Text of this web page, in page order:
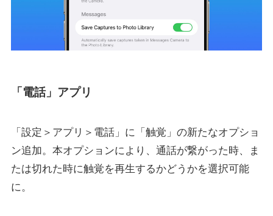
「電話」アプリ
「設定＞アプリ＞電話」に「触覚」の新たなオプショ
ン追加。本オプションにより、通話が繋がった時、ま
たは切れた時に触覚を再生するかどうかを選択可能
に。